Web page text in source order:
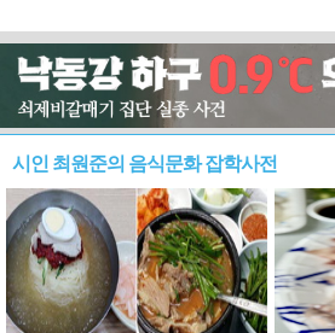
시인 최원준의 음식문화 잡학사전